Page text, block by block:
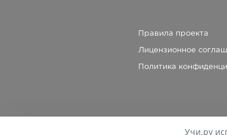
Правила проекта
Лицензионное
Политика
Учи.ру